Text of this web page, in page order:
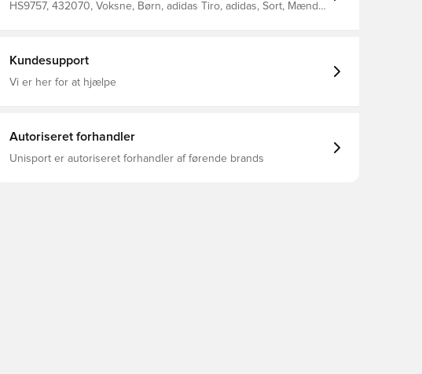
HS9757, 432070, Voksne, Børn, adidas Tiro, adidas, Sort, Mænd,
Kundesupport
Vi er her for at hjælpe
Autoriseret forhandler
Unisport er autoriseret forhandler af førende brands